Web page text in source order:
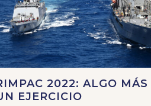
2022: ALGO MÁS
EJERCICIO